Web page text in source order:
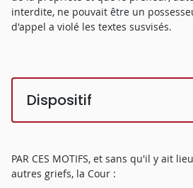
interdite, ne pouvait être un
d'appel a violé les textes susvisés.
Dispositif
PAR CES MOTIFS, et sans qu'il y ait
autres griefs, la Cour :